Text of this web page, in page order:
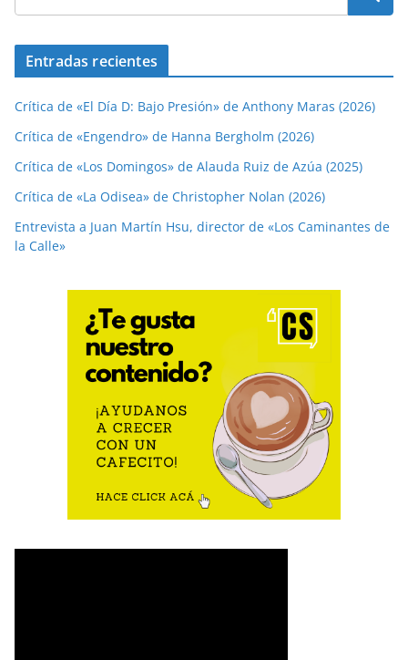
Entradas recientes
Crítica de «El Día D: Bajo Presión» de Anthony Maras (2026)
Crítica de «Engendro» de Hanna Bergholm (2026)
Crítica de «Los Domingos» de Alauda Ruiz de Azúa (2025)
Crítica de «La Odisea» de Christopher Nolan (2026)
Entrevista a Juan Martín Hsu, director de «Los Caminantes de
la Calle»